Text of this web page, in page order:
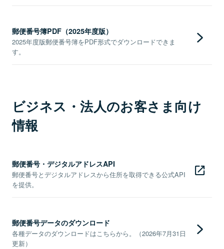
郵便番号簿PDF（2025年度版）
2025年度版郵便番号簿をPDF形式でダウンロードできま
す。
ビジネス・法人のお客さま向け
情報
郵便番号・デジタルアドレスAPI
郵便番号とデジタルアドレスから住所を取得できる公式API
を提供。
郵便番号データのダウンロード
各種データのダウンロードはこちらから。（2026年7月31日
更新）